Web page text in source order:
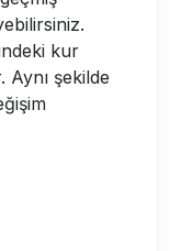
kur
Aynı şekilde